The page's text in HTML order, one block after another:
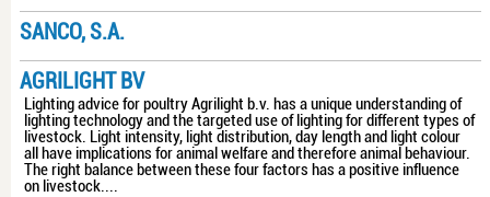
SANCO, S.A.
AGRILIGHT BV
Lighting advice for poultry Agrilight b.v. has a unique understanding of
lighting technology and the targeted use of lighting for different types of
livestock. Light intensity, light distribution, day length and light colour
all have implications for animal welfare and therefore animal behaviour.
The right balance between these four factors has a positive influence
on livestock....